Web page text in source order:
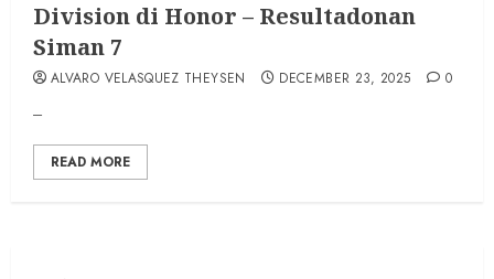
Division di Honor – Resultadonan
Siman 7
ALVARO VELASQUEZ THEYSEN DECEMBER 23, 2025 0
–
READ MORE